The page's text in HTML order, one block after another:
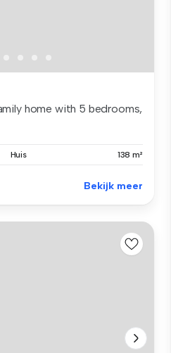
home with 5 bedrooms,
Huis 138 m²
Bekijk meer